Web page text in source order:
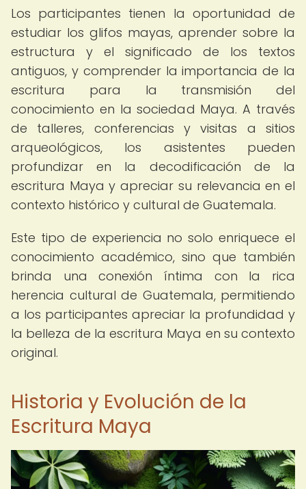
Los participantes tienen la oportunidad de
estudiar los glifos mayas, aprender sobre la
estructura y el significado de los textos
antiguos, y comprender la importancia de la
escritura para la transmisión del
conocimiento en la sociedad Maya. A través
de talleres, conferencias y visitas a sitios
arqueológicos, los asistentes pueden
profundizar en la decodificación de la
escritura Maya y apreciar su relevancia en el
contexto histórico y cultural de Guatemala.
Este tipo de experiencia no solo enriquece el
conocimiento académico, sino que también
brinda una conexión íntima con la rica
herencia cultural de Guatemala, permitiendo
a los participantes apreciar la profundidad y
la belleza de la escritura Maya en su contexto
original.
Historia y Evolución de la
Escritura Maya